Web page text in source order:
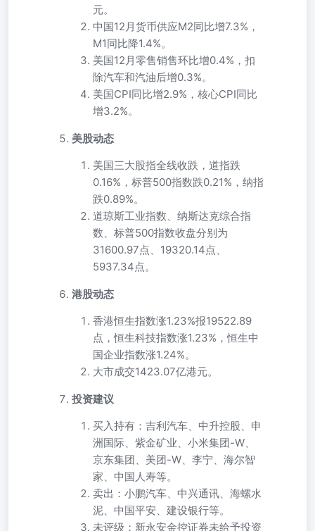
元。
中国12月货币供应M2同比增7.3%，
M1同比降1.4%。
美国12月零售销售环比增0.4%，扣
除汽车和汽油后增0.3%。
美国CPI同比增2.9%，核心CPI同比
增3.2%。
美股动态
美国三大股指全线收跌，道指跌
0.16%，标普500指数跌0.21%，纳指
跌0.89%。
道琼斯工业指数、纳斯达克综合指
数、标普500指数收盘分别为
31600.97点、19320.14点、
5937.34点。
港股动态
香港恒生指数涨1.23%报19522.89
点，恒生科技指数涨1.23%，恒生中
国企业指数涨1.24%。
大市成交1423.07亿港元。
投资建议
买入持有：吉利汽车、中升控股、申
洲国际、紫金矿业、小米集团-W、
京东集团、美团-W、李宁、海尔智
家、中国人寿等。
卖出：小鹏汽车、中兴通讯、海螺水
泥、中国平安、建设银行等。
未评级：新永安金控证券未给予投资